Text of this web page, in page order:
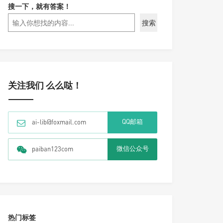
搜一下，就有答案！
搜索
关注我们 么么哒！
ai-lib@foxmail.com QQ邮箱
paiban123com 微信公众号
热门标签